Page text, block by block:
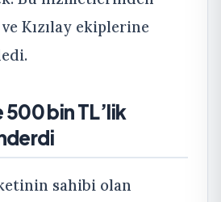
Kızılay ekiplerine
500 bin TL’lik
sahibi olan